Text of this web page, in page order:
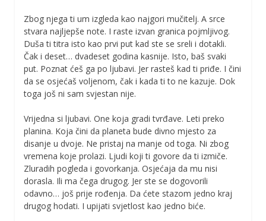
Zbog njega ti um izgleda kao najgori mučitelj. A srce
stvara najljepše note. I raste izvan granica pojmljivog.
Duša ti titra isto kao prvi put kad ste se sreli i dotakli.
Čak i deset… dvadeset godina kasnije. Isto, baš svaki
put. Poznat ćeš ga po ljubavi. Jer rasteš kad ti priđe. I čini
da se osjećaš voljenom, čak i kada ti to ne kazuje. Dok
toga još ni sam svjestan nije.
Vrijedna si ljubavi. One koja gradi tvrđave. Leti preko
planina. Koja čini da planeta bude divno mjesto za
disanje u dvoje. Ne pristaj na manje od toga. Ni zbog
vremena koje prolazi. Ljudi koji ti govore da ti izmiče.
Zluradih pogleda i govorkanja. Osjećaja da mu nisi
dorasla. Ili ma čega drugog. Jer ste se dogovorili
odavno… još prije rođenja. Da ćete stazom jedno kraj
drugog hodati. I upijati svjetlost kao jedno biće.